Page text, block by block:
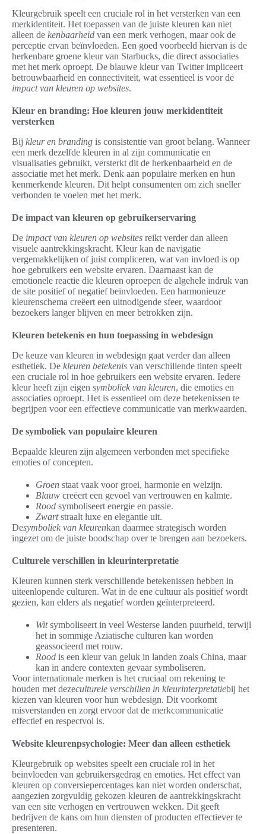
Kleurgebruik speelt een cruciale rol in het versterken van een
merkidentiteit. Het toepassen van de juiste kleuren kan niet
alleen de kenbaarheid van een merk verhogen, maar ook de
perceptie ervan beïnvloeden. Een goed voorbeeld hiervan is de
herkenbare groene kleur van Starbucks, die direct associaties
met het merk oproept. De blauwe kleur van Twitter impliceert
betrouwbaarheid en connectiviteit, wat essentieel is voor de
impact van kleuren op websites.
Kleur en branding: Hoe kleuren jouw merkidentiteit
versterken
Bij kleur en branding is consistentie van groot belang. Wanneer
een merk dezelfde kleuren in al zijn communicatie en
visualisaties gebruikt, versterkt dit de herkenbaarheid en de
associatie met het merk. Denk aan populaire merken en hun
kenmerkende kleuren. Dit helpt consumenten om zich sneller
verbonden te voelen met het merk.
De impact van kleuren op gebruikerservaring
De impact van kleuren op websites reikt verder dan alleen
visuele aantrekkingskracht. Kleur kan de navigatie
vergemakkelijken of juist compliceren, wat van invloed is op
hoe gebruikers een website ervaren. Daarnaast kan de
emotionele reactie die kleuren oproepen de algehele indruk van
de site positief of negatief beïnvloeden. Een harmonieuze
kleurenschema creëert een uitnodigende sfeer, waardoor
bezoekers langer blijven en meer betrokken zijn.
Kleuren betekenis en hun toepassing in webdesign
De keuze van kleuren in webdesign gaat verder dan alleen
esthetiek. De kleuren betekenis van verschillende tinten speelt
een cruciale rol in hoe gebruikers een website ervaren. Iedere
kleur heeft zijn eigen symboliek van kleuren, die emoties en
associaties oproept. Het is essentieel om deze betekenissen te
begrijpen voor een effectieve communicatie van merkwaarden.
De symboliek van populaire kleuren
Bepaalde kleuren zijn algemeen verbonden met specifieke
emoties of concepten.
Groen staat vaak voor groei, harmonie en welzijn.
Blauw creëert een gevoel van vertrouwen en kalmte.
Rood symboliseert energie en passie.
Zwartstraalt luxe en elegantie uit.
Desymboliek van kleurenkan daarmee strategisch worden
ingezet om de juiste boodschap over te brengen aan bezoekers.
Culturele verschillen in kleurinterpretatie
Kleuren kunnen sterk verschillende betekenissen hebben in
uiteenlopende culturen. Wat in de ene cultuur als positief wordt
gezien, kan elders als negatief worden geïnterpreteerd.
Witsymboliseert in veel Westerse landen puurheid, terwijl
het in sommige Aziatische culturen kan worden
geassocieerd met rouw.
Rood is een kleur van geluk in landen zoals China, maar
kan in andere contexten gevaar symboliseren.
Voor internationale merken is het cruciaal om rekening te
houden met dezeculturele verschillen in kleurinterpretatiebij het
kiezen van kleuren voor hun webdesign. Dit voorkomt
misverstanden en zorgt ervoor dat de merkcommunicatie
effectief en respectvol is.
Website kleurenpsychologie: Meer dan alleen esthetiek
Kleurgebruik op websites speelt een cruciale rol in het
beïnvloeden van gebruikersgedrag en emoties. Het effect van
kleuren op conversiepercentages kan niet worden onderschat,
aangezien zorgvuldig gekozen kleuren de aantrekkingskracht
van een site verhogen en vertrouwen wekken. Dit geeft
bedrijven de kans om hun diensten of producten effectiever te
presenteren.